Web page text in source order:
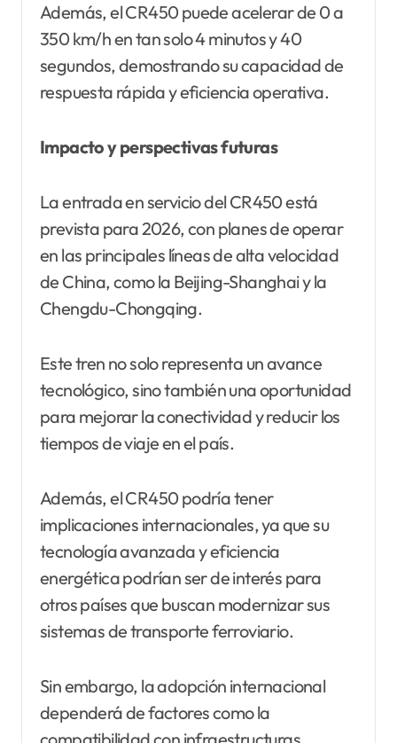
Además, el CR450 puede acelerar de 0 a
350 km/h en tan solo 4 minutos y 40
segundos, demostrando su capacidad de
respuesta rápida y eficiencia operativa.
Impacto y perspectivas futuras
La entrada en servicio del CR450 está
prevista para 2026, con planes de operar
en las principales líneas de alta velocidad
de China, como la Beijing-Shanghai y la
Chengdu-Chongqing.
Este tren no solo representa un avance
tecnológico, sino también una oportunidad
para mejorar la conectividad y reducir los
tiempos de viaje en el país.
Además, el CR450 podría tener
implicaciones internacionales, ya que su
tecnología avanzada y eficiencia
energética podrían ser de interés para
otros países que buscan modernizar sus
sistemas de transporte ferroviario.
Sin embargo, la adopción internacional
dependerá de factores como la